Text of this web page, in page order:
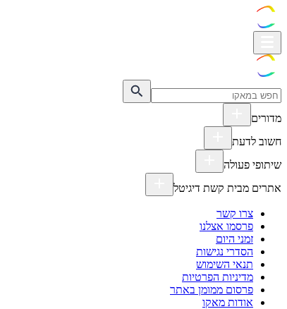
מדורים
חשוב לדעת
שיתופי פעולה
אתרים מבית קשת דיגיטל
צרו קשר
פרסמו אצלנו
זמני היום
הסדרי נגישות
תנאי השימוש
מדיניות הפרטיות
פרסום ממומן באתר
אודות מאקו